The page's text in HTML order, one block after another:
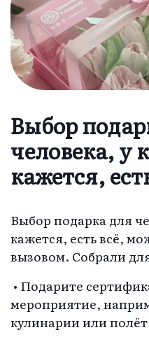
Выбор
человека, у
кажется,
Выбор подарка для
кажется, есть всё,
вызовом. Собрали
• Подарите
мероприятие,
кулинарии или